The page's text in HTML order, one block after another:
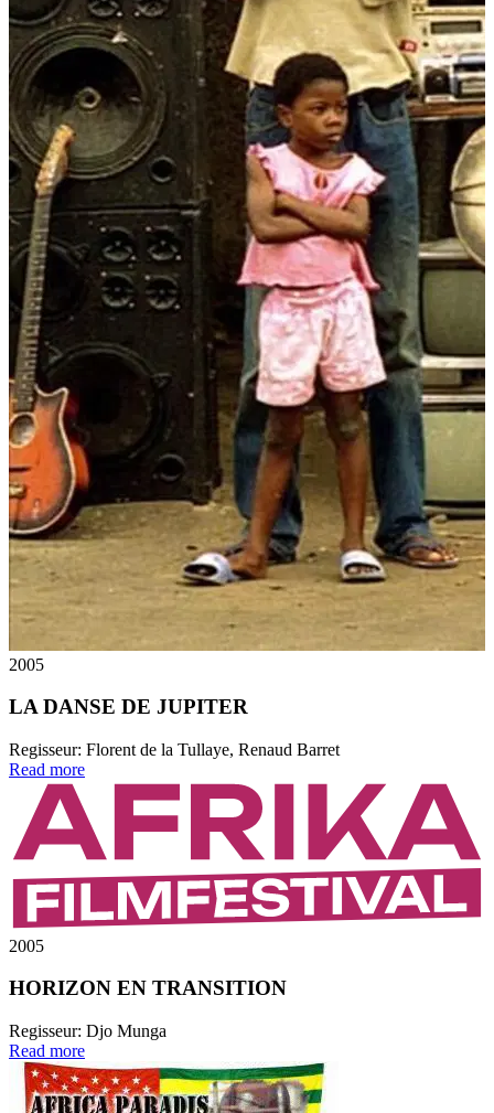
2005
LA DANSE DE JUPITER
Regisseur: Florent de la Tullaye, Renaud Barret
Read more
2005
HORIZON EN TRANSITION
Regisseur: Djo Munga
Read more